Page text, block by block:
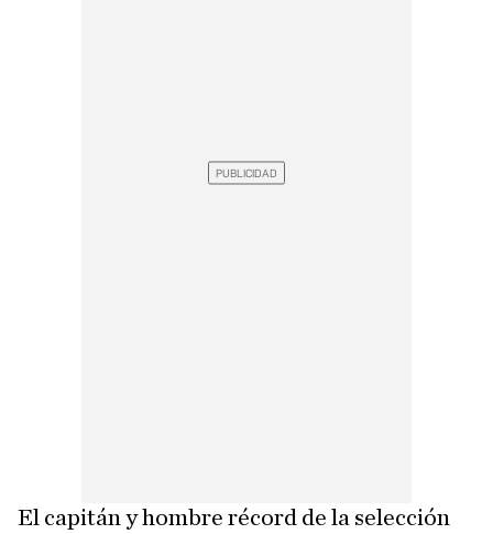
El capitán y hombre récord de la selección